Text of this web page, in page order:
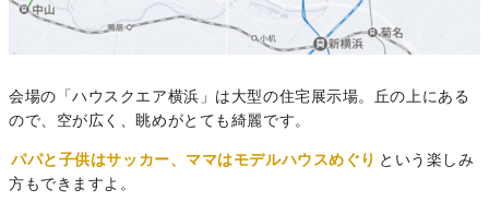
会場の「ハウスクエア横浜」は大型の住宅展示場。丘の上にある
ので、空が広く、眺めがとても綺麗です。
パパと子供はサッカー、ママはモデルハウスめぐり という楽しみ
方もできますよ。